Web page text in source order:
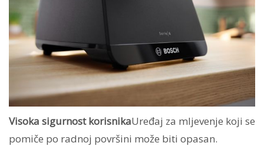
Visoka sigurnost korisnikaUređaj za mljevenje koji se
pomiče po radnoj površini može biti opasan.